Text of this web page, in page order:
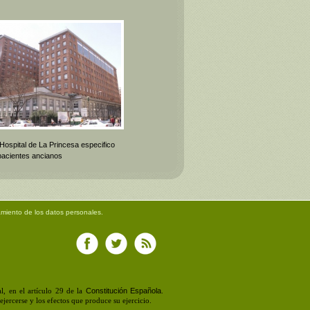
de La Princesa especifico
ancianos
de los datos personales.
en el artículo 29 de la Constitución Española.
y los efectos que produce su ejercicio.